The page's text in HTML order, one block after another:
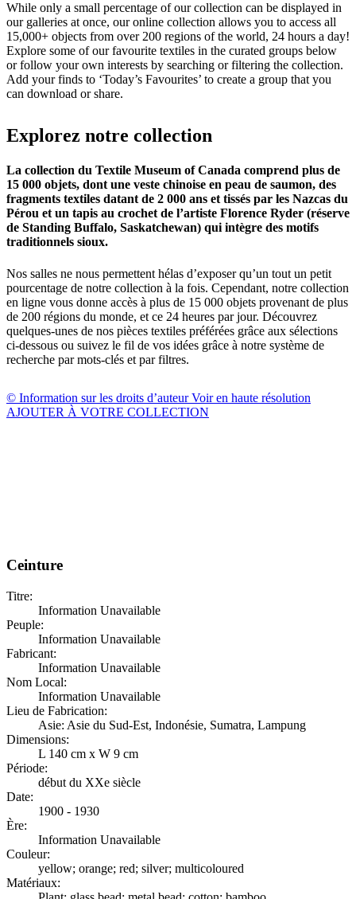
While only a small percentage of our collection can be displayed in
our galleries at once, our online collection allows you to access all
15,000+ objects from over 200 regions of the world, 24 hours a day!
Explore some of our favourite textiles in the curated groups below
or follow your own interests by searching or filtering the collection.
Add your finds to ‘Today’s Favourites’ to create a group that you
can download or share.
Explorez notre collection
La collection du Textile Museum of Canada comprend plus de
15 000 objets, dont une veste chinoise en peau de saumon, des
fragments textiles datant de 2 000 ans et tissés par les Nazcas du
Pérou et un tapis au crochet de l’artiste Florence Ryder (réserve
de Standing Buffalo, Saskatchewan) qui intègre des motifs
traditionnels sioux.
Nos salles ne nous permettent hélas d’exposer qu’un tout un petit
pourcentage de notre collection à la fois. Cependant, notre collection
en ligne vous donne accès à plus de 15 000 objets provenant de plus
de 200 régions du monde, et ce 24 heures par jour. Découvrez
quelques-unes de nos pièces textiles préférées grâce aux sélections
ci-dessous ou suivez le fil de vos idées grâce à notre système de
recherche par mots-clés et par filtres.
© Information sur les droits d’auteurVoir en haute résolution
AJOUTER À VOTRE COLLECTION
Ceinture
Titre:
Information Unavailable
Peuple:
Information Unavailable
Fabricant:
Information Unavailable
Nom Local:
Information Unavailable
Lieu de Fabrication:
Asie: Asie du Sud-Est, Indonésie, Sumatra, Lampung
Dimensions:
L 140 cm x W 9 cm
Période:
début du XXe siècle
Date:
1900 - 1930
Ère:
Information Unavailable
Couleur:
yellow; orange; red; silver; multicoloured
Matériaux: